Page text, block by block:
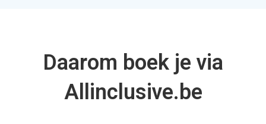
Daarom boek je via
Allinclusive.be